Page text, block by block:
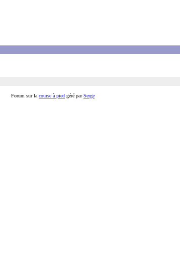
Forum sur la course à pied géré parSerge